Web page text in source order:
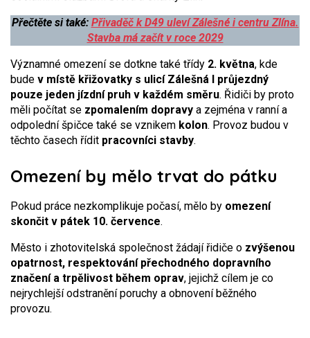
Přečtěte si také: Přivaděč k D49 uleví Zálešné i centru Zlína.
Stavba má začít v roce 2029
Významné omezení se dotkne také třídy 2. května, kde
bude v místě křižovatky s ulicí Zálešná I průjezdný
pouze jeden jízdní pruh v každém směru. Řidiči by proto
měli počítat se zpomalením dopravy a zejména v ranní a
odpolední špičce také se vznikem kolon. Provoz budou v
těchto časech řídit pracovníci stavby.
Omezení by mělo trvat do pátku
Pokud práce nezkomplikuje počasí, mělo by omezení
skončit v pátek 10. července.
Město i zhotovitelská společnost žádají řidiče o zvýšenou
opatrnost, respektování přechodného dopravního
značení a trpělivost během oprav, jejichž cílem je co
nejrychlejší odstranění poruchy a obnovení běžného
provozu.